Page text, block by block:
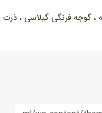
گوجه فرنگی گیلاسی ،